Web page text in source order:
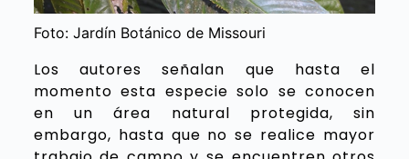
Foto: Jardín Botánico de Missouri
Los autores señalan que hasta el
momento esta especie solo se conocen
en un área natural protegida, sin
embargo, hasta que no se realice mayor